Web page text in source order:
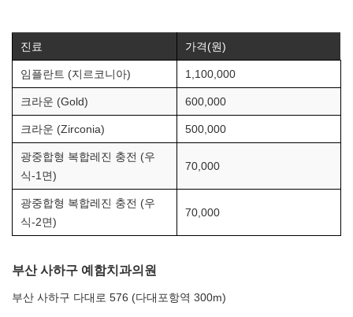
진료 가격(원)
임플란트 (지르코니아) 1,100,000
크라운 (Gold) 600,000
크라운 (Zirconia) 500,000
광중합형 복합레진 충전 (우
식-1면)
70,000
광중합형 복합레진 충전 (우
식-2면)
70,000
부산 사하구 예함치과의원
부산 사하구 다대로 576 (다대포항역 300m)